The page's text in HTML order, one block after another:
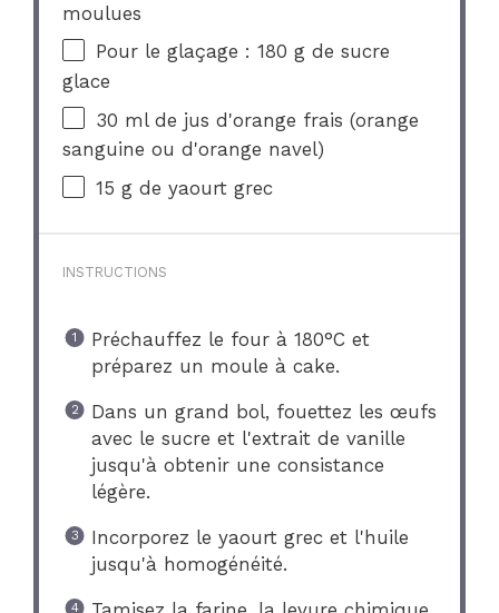
moulues
Pour le glaçage : 180 g de sucre
glace
30 ml de jus d'orange frais (orange
sanguine ou d'orange navel)
15 g de yaourt grec
INSTRUCTIONS
Préchauffez le four à 180°C et
préparez un moule à cake.
Dans un grand bol, fouettez les œufs
avec le sucre et l'extrait de vanille
jusqu'à obtenir une consistance
légère.
Incorporez le yaourt grec et l'huile
jusqu'à homogénéité.